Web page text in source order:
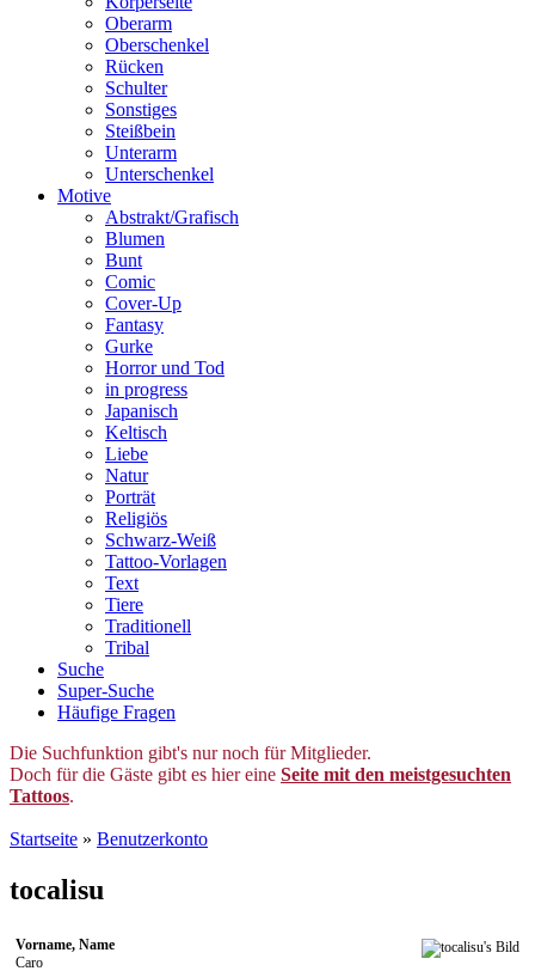
Oberarm
Oberschenkel
Rücken
Schulter
Sonstiges
Steißbein
Unterarm
Unterschenkel
Motive
Abstrakt/Grafisch
Blumen
Bunt
Comic
Cover-Up
Fantasy
Gurke
Horror und Tod
in progress
Japanisch
Keltisch
Liebe
Natur
Porträt
Religiös
Schwarz-Weiß
Tattoo-Vorlagen
Text
Tiere
Traditionell
Tribal
Suche
Super-Suche
Häufige Fragen
Die Suchfunktion gibt's nur noch für Mitglieder.
Doch für die Gäste gibt es hier eine Seite mit den meistgesuchten
Tattoos.
Startseite » Benutzerkonto
tocalisu
Vorname, Name
Caro